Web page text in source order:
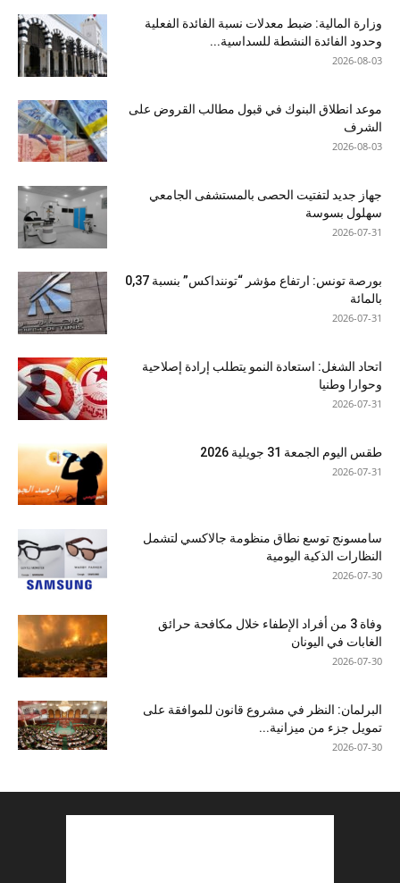
وزارة المالية: ضبط معدلات نسبة الفائدة الفعلية
وحدود الفائدة النشطة للسداسية...
2026-08-03
موعد انطلاق البنوك في قبول مطالب القروض على
الشرف
2026-08-03
جهاز جديد لتفتيت الحصى بالمستشفى الجامعي
سهلول بسوسة
2026-07-31
بورصة تونس: ارتفاع مؤشر “توننداكس” بنسبة 0,37
بالمائة
2026-07-31
اتحاد الشغل: استعادة النمو يتطلب إرادة إصلاحية
وحوارا وطنيا
2026-07-31
طقس اليوم الجمعة 31 جويلية 2026
2026-07-31
سامسونج توسع نطاق منظومة جالاكسي لتشمل
النظارات الذكية اليومية
2026-07-30
وفاة 3 من أفراد الإطفاء خلال مكافحة حرائق
الغابات في اليونان
2026-07-30
البرلمان: النظر في مشروع قانون للموافقة على
تمويل جزء من ميزانية...
2026-07-30